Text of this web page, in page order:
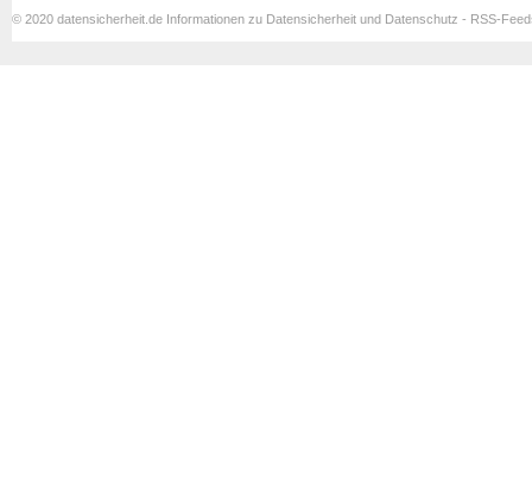
© 2020 datensicherheit.de Informationen zu Datensicherheit und Datenschutz - RSS-